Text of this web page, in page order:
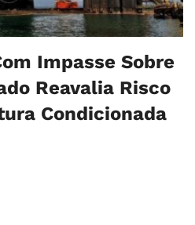
Impasse Sobre
Reavalia Risco
Condicionada